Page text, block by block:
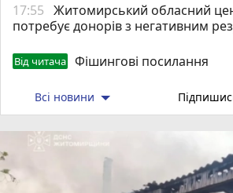
17:55 Житомирський обласний
потребує донорів з негативним
Від читача Фішингові посилання
Всі новини